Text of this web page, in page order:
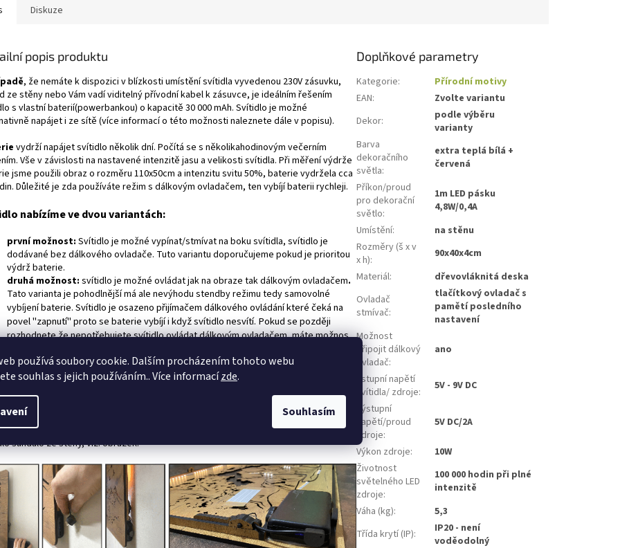
používá soubory cookie. Dalším procházením tohoto webu
souhlas s jejich používáním.. Více informacízde.
Souhlasím
Diskuze
popis produktu
, že nemáte k dispozici v blízkosti umístění svítidla vyvedenou 230V zásuvku,
ze stěny nebo Vám vadí viditelný přívodní kabel k zásuvce, je ideálním řešením
s vlastní baterií(powerbankou) o kapacitě 30 000 mAh. Svítidlo je možné
napájet i ze sítě (více informací o této možnosti naleznete dále v popisu).
vydrží napájet svítidlo několik dní. Počítá se s několikahodinovým večerním
Vše v závislosti na nastavené intenzitě jasu a velikosti svítidla. Při měření výdrže
jsme použili obraz o rozměru 110x50cm a intenzitu svitu 50%, baterie vydržela cca
Důležité je zda používáte režim s dálkovým ovladačem, ten vybíjí baterii rychleji.
nabízíme ve dvou variantách:
první možnost: Svítidlo je možné vypínat/stmívat na boku svítidla, svítidlo je
dodávané bez dálkového ovladače. Tuto variantu doporučujeme pokud je prioritou
výdrž baterie.
druhá možnost: svítidlo je možné ovládat jak na obraze tak dálkovým ovladačem.
Tato varianta je pohodlnější má ale nevýhodu stendby režimu tedy samovolné
vybíjeníbaterie. Svítidlo je osazeno přijímačem dálkového ovládání které čeká na
povel "zapnutí" proto se baterie vybíjí i když svítidlo nesvítí. Pokud se později
rozhodnete že nepotřebujete svítidlo ovládat dálkovým ovladačem, máte možnos
Alternativou je dokoupení druhé baterie, nemusíte pak čekat na nabití(24h) tak
můžete svítit i ovládat bez omezení.
Baterii můžete nabíjet i ve svítidle, dokonce i když je svítidlo rozsvícené. K
baterie lze použít běžnou USB (telefonní) nabíječku s minimálním nabíjecím
2A. Baterieje nasunuta z boku svítidla. Baterii lze jednoduše vysunout aniž by se
sundalo ze stěny, viz. obrázek.
Doplňkové parametry
Kategorie:
Přírodní motivy
EAN:
Zvolte variantu
Dekor:
podle výběru
varianty
Barva
dekoračního
světla:
extra teplá bílá +
červená
Příkon/proud
pro dekorační
světlo:
1m LED pásku
4,8W/0,4A
Umístění:
na stěnu
Rozměry (š x v
x h):
90x40x4cm
Materiál:
dřevovláknitá deska
Ovladač
stmívač:
tlačítkový ovladač s
pamětí posledního
nastavení
Možnost
připojit dálkový
ovladač:
ano
Vstupní napětí
svítidla/ zdroje:
5V - 9V DC
Výstupní
napětí/proud
zdroje:
5V DC/2A
Výkon zdroje:
10W
Životnost
světelného LED
zdroje:
100 000 hodin při plné
intenzitě
Váha (kg):
5,3
Třída krytí (IP):
IP20 - není
voděodolný